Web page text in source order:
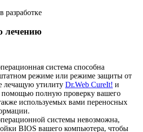
разработке
лечению
система способна
штатном режиме или режиме защиты от
лечащую утилиту Dr.Web CureIt! и
помощью полную проверку вашего
используемых вами переносных
системы невозможна,
BIOS вашего компьютера, чтобы